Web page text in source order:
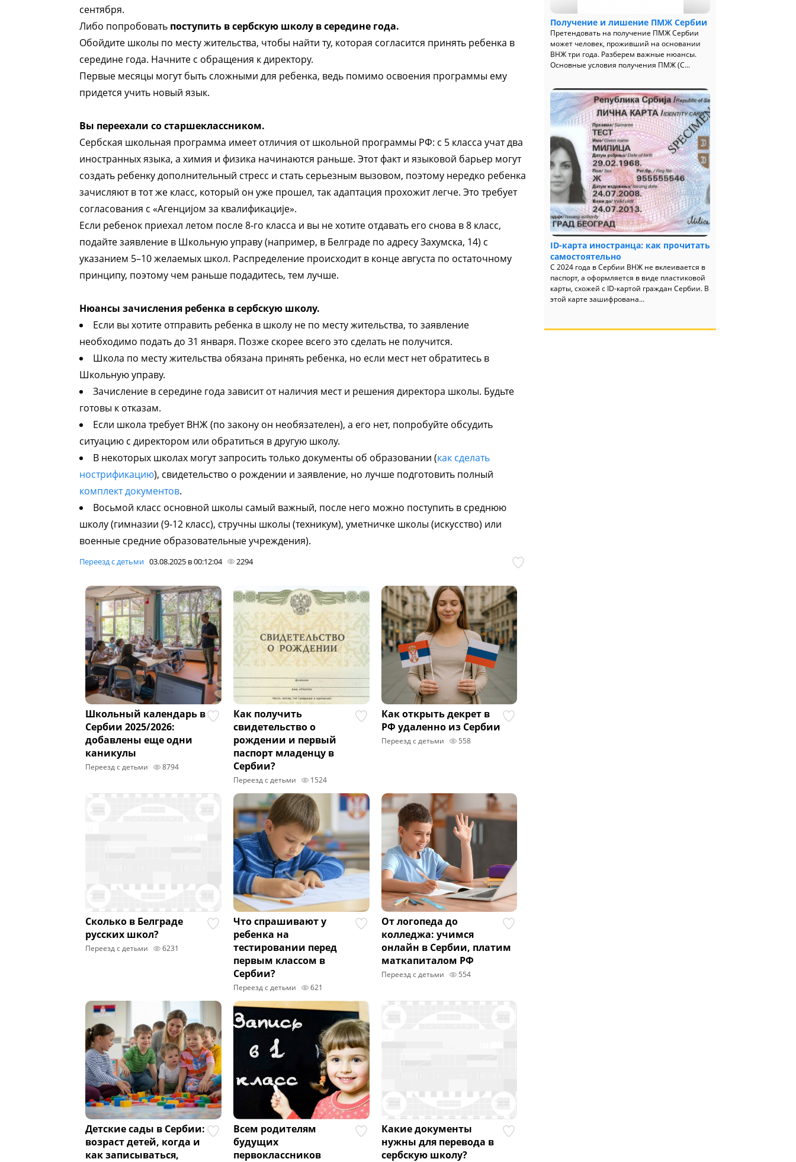
сентября.
Либо попробовать поступить в сербскую школу в середине года.
Обойдите школы по месту жительства, чтобы найти ту, которая согласится принять ребенка в
середине года. Начните с обращения к директору.
Первые месяцы могут быть сложными для ребенка, ведь помимо освоения программы ему
придется учить новый язык.
Вы переехали со старшеклассником.
Сербская школьная программа имеет отличия от школьной программы РФ: с 5 класса учат два
иностранных языка, а химия и физика начинаются раньше. Этот факт и языковой барьер могут
создать ребенку дополнительный стресс и стать серьезным вызовом, поэтому нередко ребенка
зачисляют в тот же класс, который он уже прошел, так адаптация прохожит легче. Это требует
согласования с «Агенцијом за квалификације».
Если ребенок приехал летом после 8-го класса и вы не хотите отдавать его снова в 8 класс,
подайте заявление в Школьную управу (например, в Белграде по адресу Захумска, 14) с
указанием 5–10 желаемых школ. Распределение происходит в конце августа по остаточному
принципу, поэтому чем раньше подадитесь, тем лучше.
Нюансы зачисления ребенка в сербскую школу.
Если вы хотите отправить ребенка в школу не по месту жительства, то заявление
необходимо подать до 31 января. Позже скорее всего это сделать не получится.
Школа по месту жительства обязана принять ребенка, но если мест нет обратитесь в
Школьную управу.
Зачисление в середине года зависит от наличия мест и решения директора школы. Будьте
готовы к отказам.
Если школа требует ВНЖ (по закону он необязателен), а его нет, попробуйте обсудить
ситуацию с директором или обратиться в другую школу.
В некоторых школах могут запросить только документы об образовании (как сделать
нострификацию), свидетельство о рождении и заявление, но лучше подготовить полный
комплект документов.
Восьмой класс основной школы самый важный, после него можно поступить в среднюю
школу (гимназии (9-12 класс), стручны школы (техникум), уметничке школы (искусство) или
военные средние образовательные учреждения).
Переезд с детьми 03.08.2025 в 00:12:04 2294
Школьный календарь в
Сербии 2025/2026:
добавлены еще одни
каникулы
Переезд с детьми 8794
Как получить
свидетельство о
рождении и первый
паспорт младенцу в
Сербии?
Переезд с детьми 1524
Как открыть декрет в
РФ удаленно из Сербии
Переезд с детьми 558
Сколько в Белграде
русских школ?
Переезд с детьми 6231
Что спрашивают у
ребенка на
тестировании перед
первым классом в
Сербии?
Переезд с детьми 621
От логопеда до
колледжа: учимся
онлайн в Сербии, платим
маткапиталом РФ
Переезд с детьми 554
Детские сады в Сербии:
возраст детей, когда и
как записываться,
Всем родителям
будущих
первоклассников
Какие документы
нужны для перевода в
сербскую школу?
Получение и лишение ПМЖ Сербии
Претендовать на получение ПМЖ Сербии
может человек, проживший на основании
ВНЖ три года. Разберем важные нюансы.
Основные условия получения ПМЖ (С...
ID-карта иностранца: как прочитать
самостоятельно
С 2024 года в Сербии ВНЖ не вклеивается в
паспорт, а оформляется в виде пластиковой
карты, схожей с ID-картой граждан Сербии. В
этой карте зашифрована...